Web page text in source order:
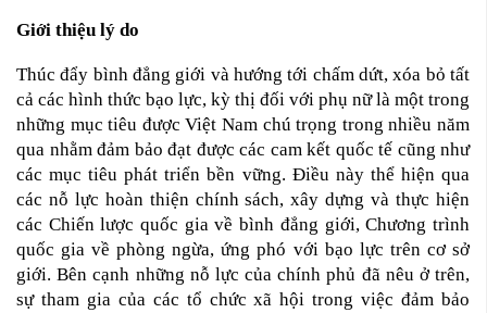
Giới thiệu lý do
Thúc đẩy bình đẳng giới và hướng tới chấm dứt, xóa bỏ tất
cả các hình thức bạo lực, kỳ thị đối với phụ nữ là một trong
những mục tiêu được Việt Nam chú trọng trong nhiều năm
qua nhằm đảm bảo đạt được các cam kết quốc tế cũng như
các mục tiêu phát triển bền vững. Điều này thể hiện qua
các nỗ lực hoàn thiện chính sách, xây dựng và thực hiện
các Chiến lược quốc gia về bình đẳng giới, Chương trình
quốc gia về phòng ngừa, ứng phó với bạo lực trên cơ sở
giới. Bên cạnh những nỗ lực của chính phủ đã nêu ở trên,
sự tham gia của các tổ chức xã hội trong việc đảm bảo